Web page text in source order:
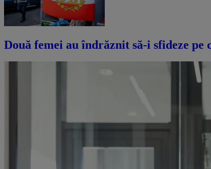
Două femei au îndrăznit să-i sfideze